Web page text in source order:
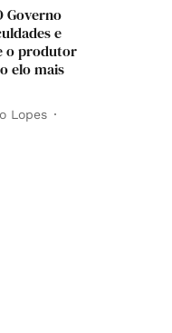
Governo
e
o produtor
elo mais
Lopes